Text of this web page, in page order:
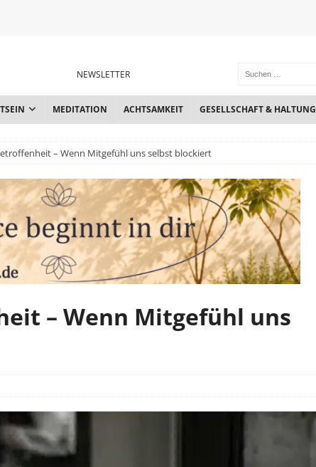
NEWSLETTER
MEDITATION ACHTSAMKEIT GESELLSCHAFT & HALTUNG
– Wenn Mitgefühl uns selbst blockiert
– Wenn Mitgefühl uns